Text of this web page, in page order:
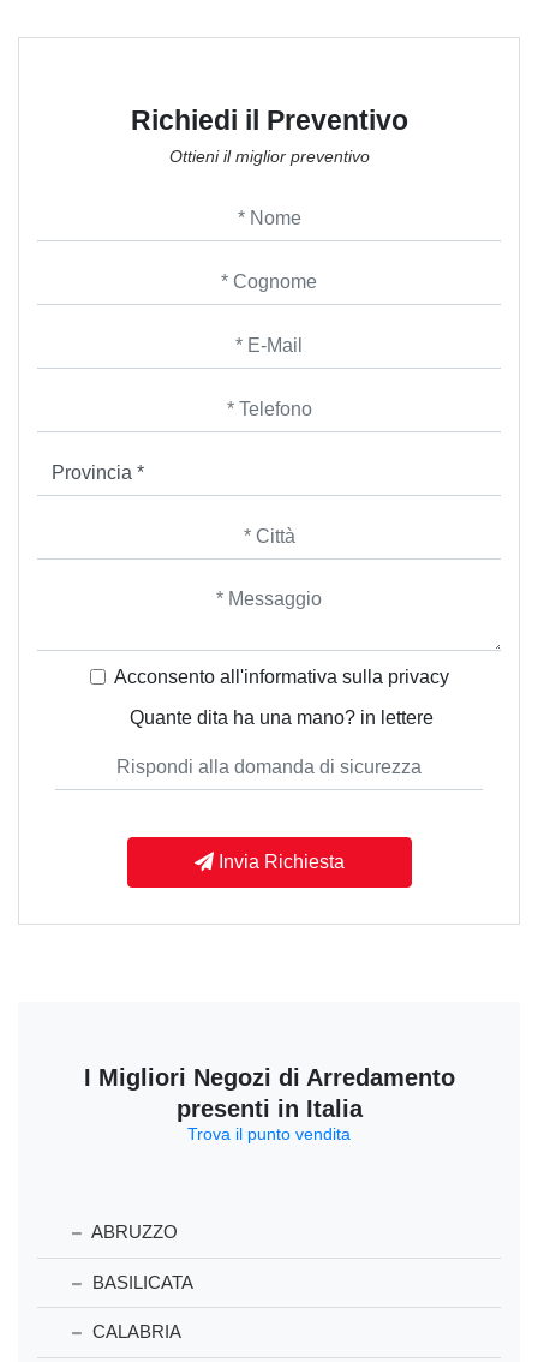
Richiedi il Preventivo
Ottieni il miglior preventivo
Acconsento all'informativa sulla privacy
Quante dita ha una mano? in lettere
Invia Richiesta
I Migliori Negozi di Arredamento
presenti in Italia
Trova il punto vendita
ABRUZZO
BASILICATA
CALABRIA